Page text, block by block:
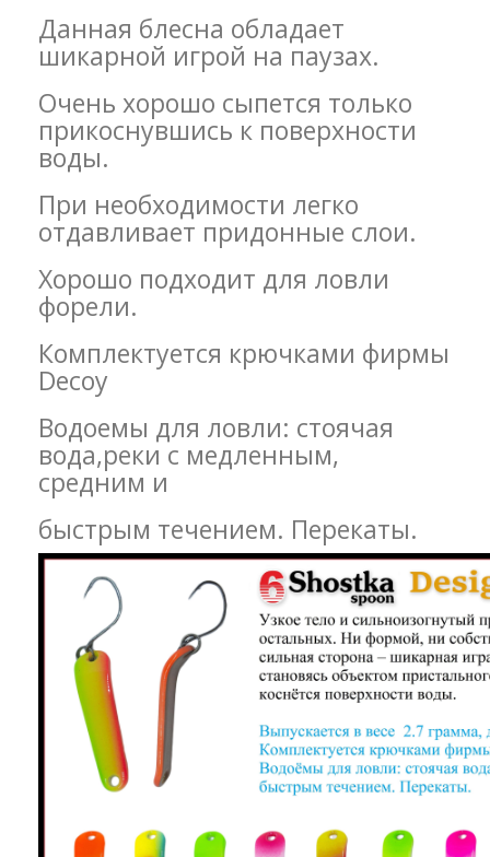
Данная блесна обладает
шикарной игрой на паузах.
Очень хорошо сыпется только
прикоснувшись к поверхности
воды.
При необходимости легко
отдавливает придонные слои.
Хорошо подходит для ловли
форели.
Комплектуется крючками фирмы
Decoy
Водоемы для ловли: стоячая
вода,реки с медленным,
средним и
быстрым течением. Перекаты.